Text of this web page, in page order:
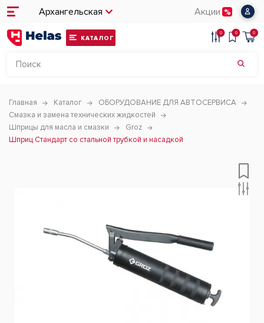
Архангельская Акции
КАТАЛОГ
0 0 0
Главная Каталог
ОБОРУДОВАНИЕ ДЛЯ АВТОСЕРВИСА
Смазка и замена технических жидкостей
Шприцы для масла и смазки
Groz
Шприц Стандарт со стальной трубкой и насадкой